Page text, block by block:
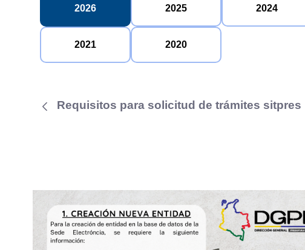
2026 2025 2024
2021 2020
Requisitos para solicitud de trámites sitpres